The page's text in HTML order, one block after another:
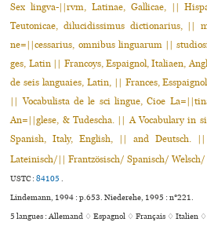
Sex lingva-||rvm, Latinae, Gallicae, ||
Teutonicae, dilucidissimus dictionarius, ||
ne=||cessarius, omnibus linguarum ||
ges, Latin || Francoys, Espaignol, Italiaen,
de seis languaies, Latin, || Frances,
|| Vocabulista de le sci lingue, Cioe
An=||glese, & Tudescha. || A Vocabulary in
Spanish, Italy, English, || and Deutsch. ||
Lateinisch/|| Frantzösisch/ Spanisch/
USTC :84105.
Lindemann, 1994 : p.653. Niederehe, 1995 : n°221.
5 langues :Allemand ♢Espagnol ♢Français ♢Italien